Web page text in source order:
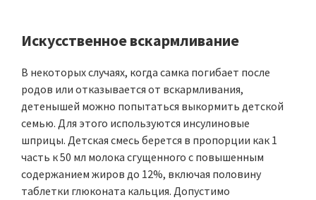
Искусственное вскармливание
В некоторых случаях, когда самка погибает после
родов или отказывается от вскармливания,
детенышей можно попытаться выкормить детской
семью. Для этого используются инсулиновые
шприцы. Детская смесь берется в пропорции как 1
часть к 50 мл молока сгущенного с повышенным
содержанием жиров до 12%, включая половину
таблетки глюконата кальция. Допустимо